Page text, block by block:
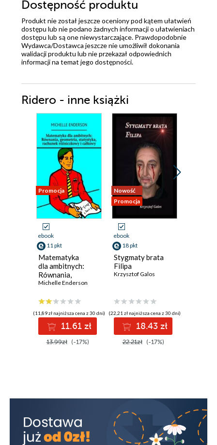
Dostępność produktu
Produkt nie został jeszcze oceniony pod kątem ułatwień
dostępu lub nie podano żadnych informacji o ułatwieniach
dostępu lub są one niewystarczające. Prawdopodobnie
Wydawca/Dostawca jeszcze nie umożliwił dokonania
walidacji produktu lub nie przekazał odpowiednich
informacji na temat jego dostępności.
Ridero - inne książki
Promocja
ebook
11 pkt
Matematyka
dla ambitnych:
Równania,
geometria,
rachunek
różniczkowy
i całkowy
Michelle Enderson
(11,89 zł najniższa cena z 30 dni)
11.61 zł
13.99zł (-17%)
Nowość
Promocja
ebook
18 pkt
Stygmaty brata
Filipa
Krzysztof Galos
(22,21 zł najniższa cena z 30 dni)
18.43 zł
22.21zł (-17%)